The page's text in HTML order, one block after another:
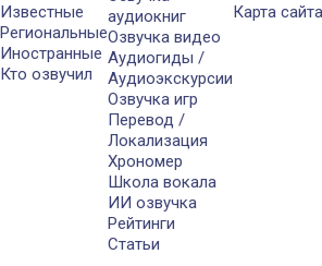
Известные
Региональные
Иностранные
Кто озвучил
аудиокниг
Озвучка видео
Аудиогиды /
Аудиоэкскурсии
Озвучка игр
Перевод /
Локализация
Хрономер
Школа вокала
ИИ озвучка
Рейтинги
Статьи
Карта сайта